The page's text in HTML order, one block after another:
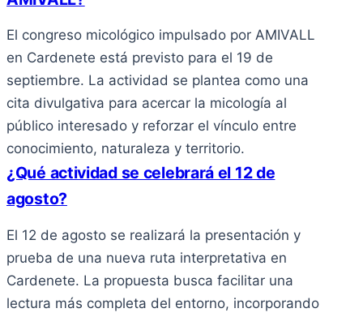
El congreso micológico impulsado por AMIVALL
en Cardenete está previsto para el 19 de
septiembre. La actividad se plantea como una
cita divulgativa para acercar la micología al
público interesado y reforzar el vínculo entre
conocimiento, naturaleza y territorio.
¿Qué actividad se celebrará el 12 de
agosto?
El 12 de agosto se realizará la presentación y
prueba de una nueva ruta interpretativa en
Cardenete. La propuesta busca facilitar una
lectura más completa del entorno, incorporando